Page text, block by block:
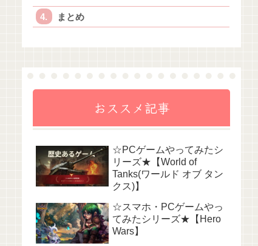
まとめ
おススメ記事
☆PCゲームやってみたシ
リーズ★【World of
Tanks(ワールド オブ タン
クス)】
☆スマホ・PCゲームやっ
てみたシリーズ★【Hero
Wars】